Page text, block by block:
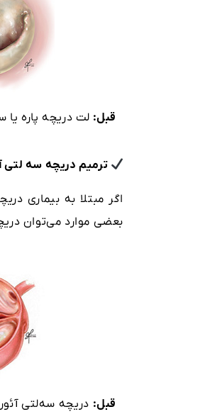
قبل: لت دریچه پاره
ترمیم دریچه سه ‌لتی
اگر مبتلا به بیماری
بعضی موارد می‌توان
قبل: دریچه سه‌لتی